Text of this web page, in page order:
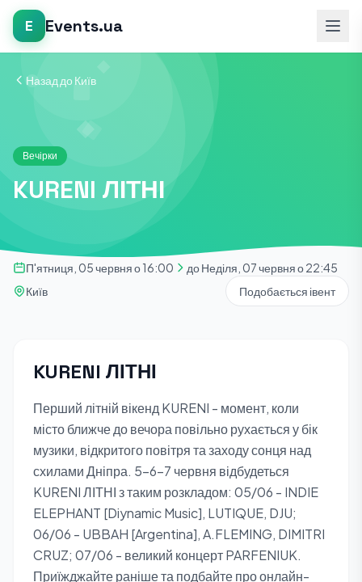
E Events.ua
Назад до Київ
Вечірки
KURENI ЛІТНІ
П'ятниця, 05 червня о 16:00
до Неділя, 07 червня о 22:45
Київ
Подобається івент
KURENI ЛІТНІ
Перший літній вікенд KURENI - момент, коли
місто ближче до вечора повільно рухається у бік
музики, відкритого повітря та заходу сонця над
схилами Дніпра. 5-6-7 червня відбудеться
KURENI ЛІТНІ з таким розкладом: 05/06 - INDIE
ELEPHANT [Diynamic Music], LUTIQUE, DJU;
06/06 - UBBAH [Argentina], A.FLEMING, DIMITRI
CRUZ; 07/06 - великий концерт PARFENIUK.
Приїжджайте раніше та подбайте про онлайн-